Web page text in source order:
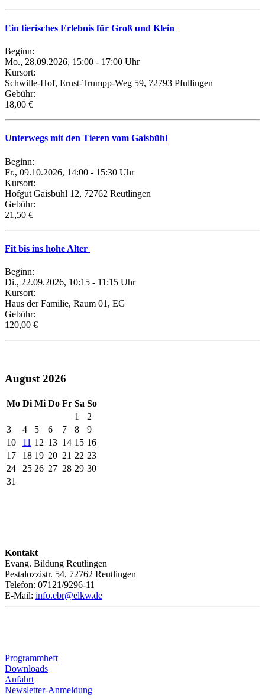
Ein tierisches Erlebnis für Groß und Klein
Beginn:
Mo., 28.09.2026, 15:00 - 17:00 Uhr
Kursort:
Schwille-Hof, Ernst-Trumpp-Weg 59, 72793 Pfullingen
Gebühr:
18,00 €
Unterwegs mit den Tieren vom Gaisbühl
Beginn:
Fr., 09.10.2026, 14:00 - 15:30 Uhr
Kursort:
Hofgut Gaisbühl 12, 72762 Reutlingen
Gebühr:
21,50 €
Fit bis ins hohe Alter
Beginn:
Di., 22.09.2026, 10:15 - 11:15 Uhr
Kursort:
Haus der Familie, Raum 01, EG
Gebühr:
120,00 €
August 2026
Mo Di Mi Do Fr Sa So
1
2
3
4 5 6 7 8
9
10
11 12 13 14 15 16
17
18 19 20 21 22 23
24
25 26 27 28 29 30
31
Kontakt
Evang. Bildung Reutlingen
Pestalozzistr. 54, 72762 Reutlingen
Telefon: 07121/9296-11
E-Mail: info.ebr@elkw.de
Programmheft
Downloads
Anfahrt
Newsletter-Anmeldung